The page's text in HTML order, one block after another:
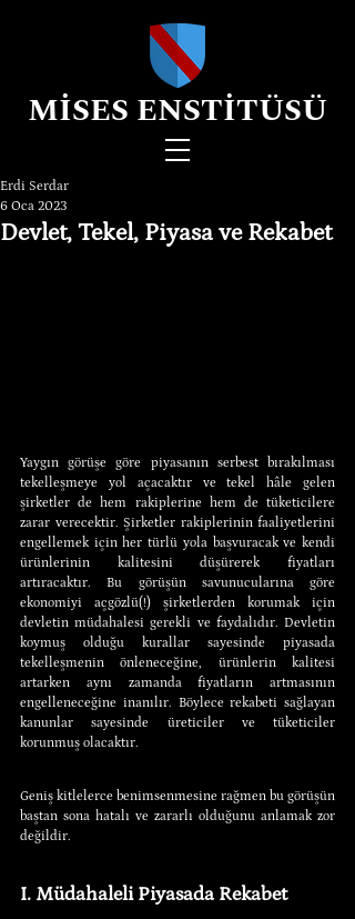
MİSES ENSTİTÜSÜ
Devlet, Tekel, Piyasa ve Rekabet
Erdi Serdar
6 Oca 2023
Yaygın görüşe göre piyasanın serbest bırakılması
tekelleşmeye yol açacaktır ve tekel hâle gelen
şirketler de hem rakiplerine hem de tüketicilere
zarar verecektir. Şirketler rakiplerinin faaliyetlerini
engellemek için her türlü yola başvuracak ve kendi
ürünlerinin kalitesini düşürerek fiyatları
artıracaktır. Bu görüşün savunucularına göre
ekonomiyi açgözlü(!) şirketlerden korumak için
devletin müdahalesi gerekli ve faydalıdır. Devletin
koymuş olduğu kurallar sayesinde piyasada
tekelleşmenin önleneceğine, ürünlerin kalitesi
artarken aynı zamanda fiyatların artmasının
engelleneceğine inanılır. Böylece rekabeti sağlayan
kanunlar sayesinde üreticiler ve tüketiciler
korunmuş olacaktır.
Geniş kitlelerce benimsenmesine rağmen bu görüşün
baştan sona hatalı ve zararlı olduğunu anlamak zor
değildir.
I. Müdahaleli Piyasada Rekabet